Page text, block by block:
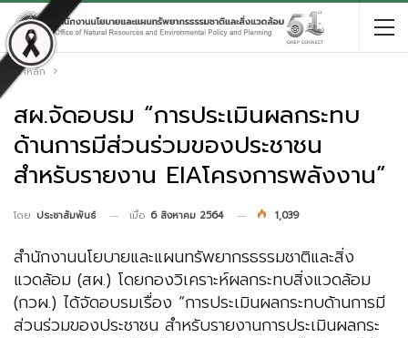
หน้าหลัก
สผ.จัดอบรม “การประเมินผลกระทบ
ด้านการมีส่วนร่วมของประชาชน
สำหรับรายงาน EIAโครงการพลังงาน”
โดย ประชาสัมพันธ์ เมื่อ 6 สิงหาคม 2564 1,039
สำนักงานนโยบายและแผนทรัพยากรธรรมชาติและสิ่ง
แวดล้อม (สผ.) โดยกองวิเคราะห์ผลกระทบสิ่งแวดล้อม
(กวผ.) ได้จัดอบรมเรื่อง “การประเมินผลกระทบด้านการมี
ส่วนร่วมของประชาชน สำหรับรายงานการประเมินผลกระ